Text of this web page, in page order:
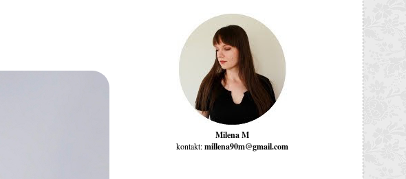
Milena M
kontakt:millena90m@gmail.com